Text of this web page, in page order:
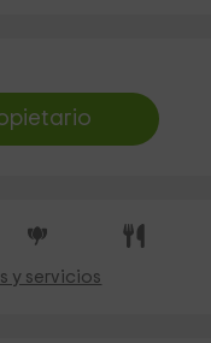
y servicios